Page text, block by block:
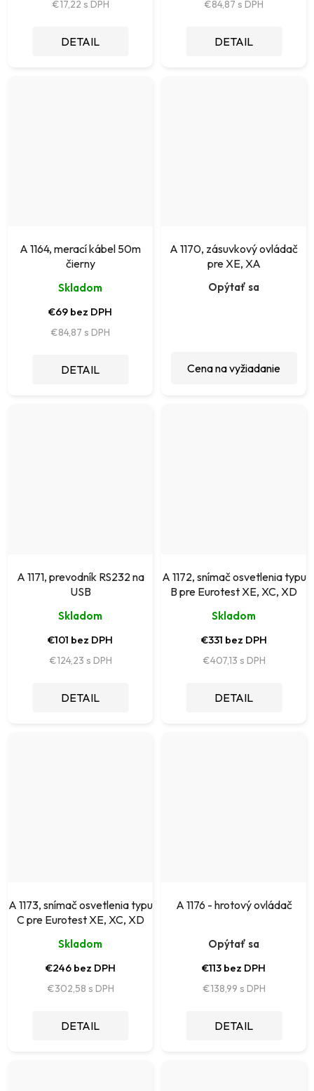
€17,22
DETAIL
€84,87
DETAIL
A 1164, merací kábel 50m
čierny
Skladom
€69 bez DPH
€84,87
DETAIL
A 1170, zásuvkový ovládač
pre XE, XA
Opýtať sa
Cena na vyžiadanie
A 1171, prevodník RS232 na
USB
Skladom
€101 bez DPH
€124,23
DETAIL
A 1172, snímač osvetlenia typu
B pre Eurotest XE, XC, XD
Skladom
€331 bez DPH
€407,13
DETAIL
A 1173, snímač osvetlenia typu
C pre Eurotest XE, XC, XD
Skladom
€246 bez DPH
€302,58
DETAIL
A 1176 - hrotový ovládač
Opýtať sa
€113 bez DPH
€138,99
DETAIL